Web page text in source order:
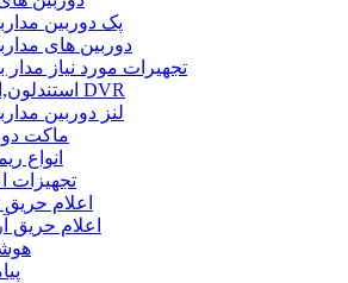
پک دوربین
دوربین های
تجهیرات مورد نیاز مدار
استندلون,انواع DVR
لنز دوربین
ماکت
انواع
تجهیزات
اعلام حریق
اعلام حریق